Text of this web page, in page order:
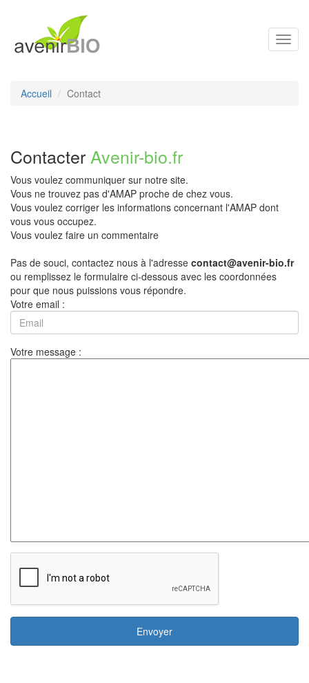
Accueil Contact
Contacter Avenir-bio.fr
Vous voulez communiquer sur notre site.
Vous ne trouvez pas d'AMAP proche de chez vous.
Vous voulez corriger les informations concernant l'AMAP dont
vous vous occupez.
Vous voulez faire un commentaire
Pas de souci, contactez nous à l'adresse contact@avenir-bio.fr
ou remplissez le formulaire ci-dessous avec les coordonnées
pour que nous puissions vous répondre.
Votre email :
Votre message :
Envoyer